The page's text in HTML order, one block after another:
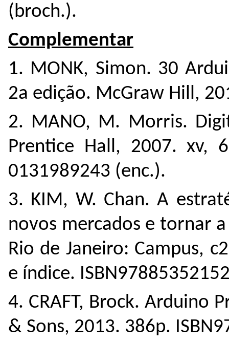
(broch.).
Complementar
1. MONK, Simon. 30
2a edição. McGraw Hill,
2. MANO, M. Morris.
Prentice Hall, 2007. xv,
0131989243 (enc.).
3. KIM, W. Chan. A
novos mercados e tornar
Rio de Janeiro: Campus,
e índice.
4. CRAFT, Brock. Arduino
& Sons, 2013. 386p.